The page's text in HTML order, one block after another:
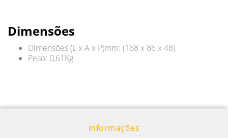
Dimensões
Dimensões (L x A x P)mm: (168 x 86 x 48)
Peso: 0,61Kg
Informações